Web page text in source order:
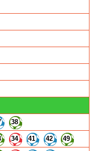
38
34 41 42 49